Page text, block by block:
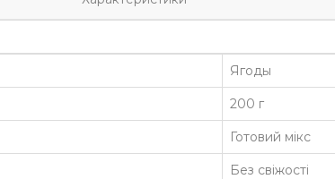
Ягоды
200 г
Готовий мікс
Без свіжості